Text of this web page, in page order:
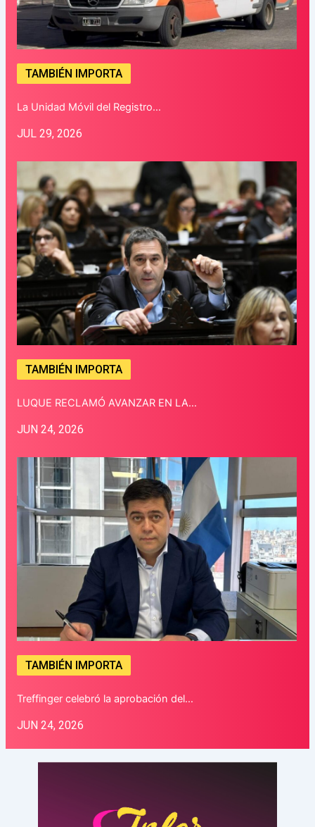
TAMBIÉN IMPORTA
La Unidad Móvil del Registro…
JUL 29, 2026
TAMBIÉN IMPORTA
LUQUE RECLAMÓ AVANZAR EN LA…
JUN 24, 2026
TAMBIÉN IMPORTA
Treffinger celebró la aprobación del…
JUN 24, 2026